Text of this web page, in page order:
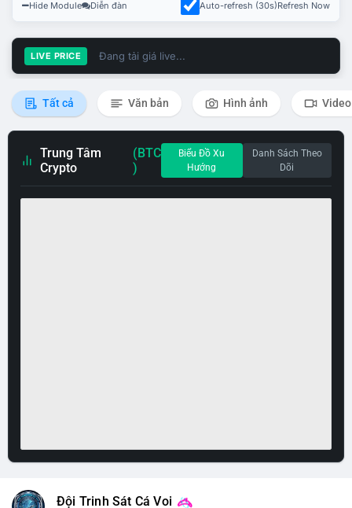
Hide Module Diễn đàn Auto-refresh (30s)Refresh Now
LIVE PRICE Đang tải giá live...
Tất cả Văn bản Hình ảnh Video
Trung Tâm
Crypto
(BTC
)
Biểu Đồ Xu
Hướng
Danh Sách Theo
Dõi
Đội Trinh Sát Cá Voi